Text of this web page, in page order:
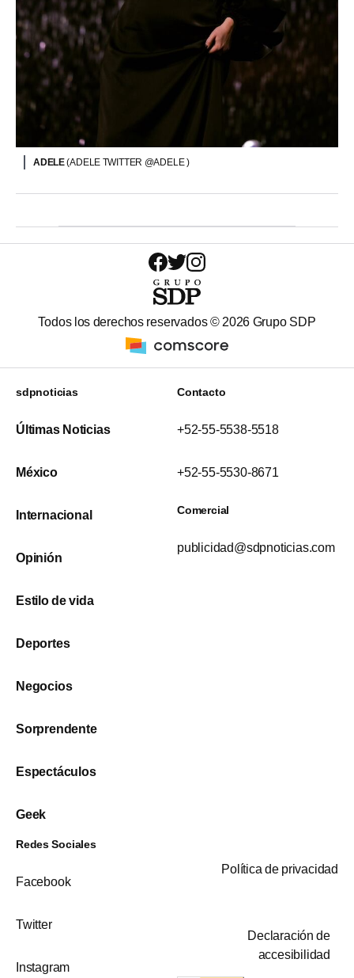
ADELE(ADELE TWITTER @ADELE )
Todos los derechos reservados © 2026 Grupo SDP
sdpnoticias
Últimas Noticias
México
Internacional
Opinión
Estilo de vida
Deportes
Negocios
Sorprendente
Espectáculos
Geek
Contacto
+52-55-5538-5518
+52-55-5530-8671
Comercial
publicidad@sdpnoticias.com
Redes Sociales
Facebook
Twitter
Instagram
Política de privacidad
Declaración de
accesibilidad